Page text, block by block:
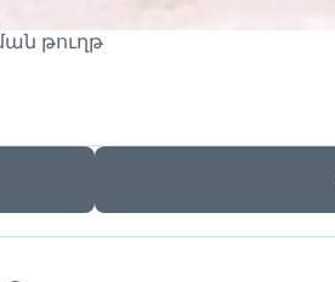
թուղթ